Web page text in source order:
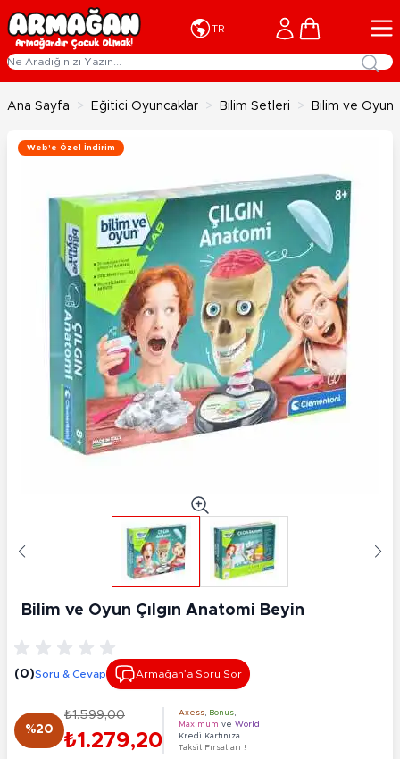
İçeriğe geç
TR Cart
Ana Sayfa > Eğitici Oyuncaklar > Bilim Setleri > Bilim ve Oyun
Web'e Özel İndirim
Bilim ve Oyun Çılgın Anatomi Beyin
(0)Soru & Cevap Armağan’a Soru Sor
%20
₺1.599,00
₺1.279,20
Axess Bonus
Maximum ve World
Kredi Kartınıza
Taksit Fırsatları !